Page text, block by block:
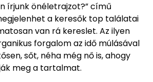
írjunk önéletrajzot?” című
a keresők top találatai
van rá kereslet. Az ilyen
forgalom az idő múlásával
sőt, néha még nő is, ahogy
meg a tartalmat.